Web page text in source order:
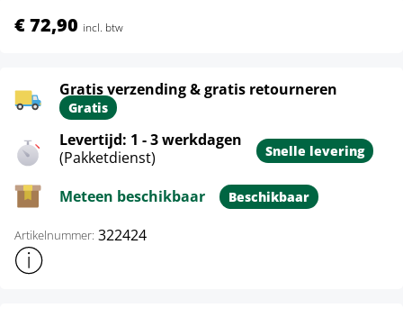
€ 72,90 incl. btw
Gratis verzending & gratis retourneren
Gratis
Levertijd: 1 - 3 werkdagen
(Pakketdienst)
Snelle levering
Meteen beschikbaar Beschikbaar
Artikelnummer: 322424
Toon meer productinformatie